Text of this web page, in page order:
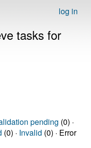
log in
tasks for
pending (0) ·
(0) · Invalid (0) · Error